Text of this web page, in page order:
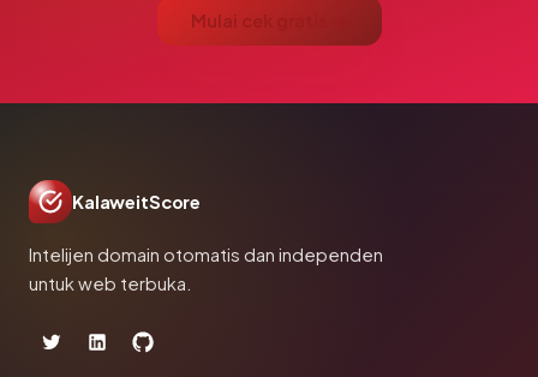
Mulai cek gratis →
KalaweitScore
Intelijen domain otomatis dan independen
untuk web terbuka.